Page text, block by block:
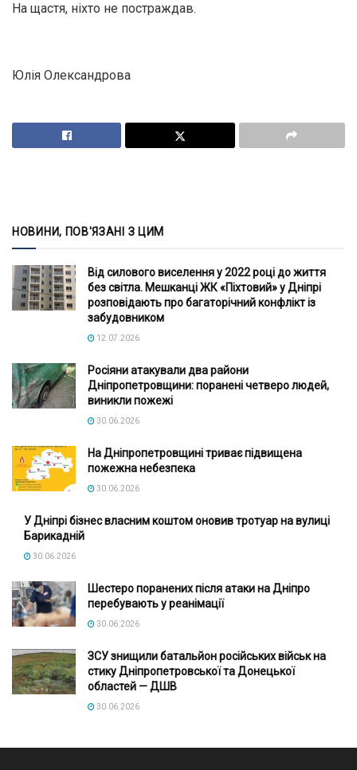
На щастя, ніхто не постраждав.
Юлія Олександрова
НОВИНИ, ПОВ'ЯЗАНІ З ЦИМ
Від силового виселення у 2022 році до життя
без світла. Мешканці ЖК «Піхтовий» у Дніпрі
розповідають про багаторічний конфлікт із
забудовником
12.07.2026
Росіяни атакували два райони
Дніпропетровщини: поранені четверо людей,
виникли пожежі
30.06.2026
На Дніпропетровщині триває підвищена
пожежна небезпека
30.06.2026
У Дніпрі бізнес власним коштом оновив тротуар на вулиці
Барикадній
30.06.2026
Шестеро поранених після атаки на Дніпро
перебувають у реанімації
30.06.2026
ЗСУ знищили батальйон російських військ на
стику Дніпропетровської та Донецької
областей — ДШВ
30.06.2026